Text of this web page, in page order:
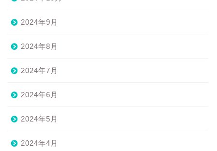
2024年9月
2024年8月
2024年7月
2024年6月
2024年5月
2024年4月